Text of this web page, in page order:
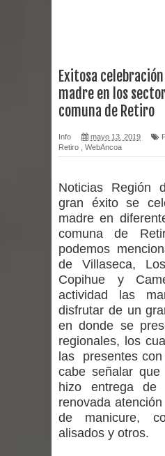
Bodas de Oro
Curicó
virus
Empedrado
desafío
Banda
regresa de
intercambio
con
Alta positividad
expertos
Exitosa
madre en los
comuna de Retiro
Info mayo 13, 2019
Retiro
WebAncoa
Noticias Región
gran éxito se
madre en
comuna de
podemos
de Villaseca,
Copihue y
actividad las
disfrutar de un
en donde se
regionales, los
las presentes
cabe señalar
hizo entrega
renovada
de manicure,
alisados y otros.